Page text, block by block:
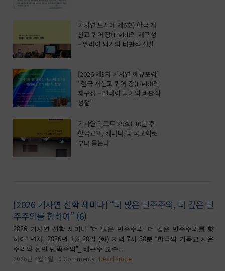
기사연 도시에 제6호) 한국 개
신교 퀴어 장(Field)의 재구성
– 앨라이 되기의 비판적 성찰
[2026 제3차 기사연 에큐포럼]
“한국 개신교 퀴어 장(Field)의
재구성 – 앨라이 되기의 비판적
성찰”
기사연 리포트 29호) 10년 후
한국교회, 캐나다, 미국교회로
부터 듣는다
[2026 기사연 신학 세미나] “더 많은 민주주의, 더 깊은 민
주주의를 향하여” (6)
2026 기사연 신학 세미나 “더 많은 민주주의, 더 깊은 민주주의를 향
하여” -4차: 2026년 1월 20일 (화) 저녁 7시 30분 “한국의 기독교 시온
주의와 선민 민족주의”_ 배근주 교수…
2026년 4월 1일 0 Comments Read article